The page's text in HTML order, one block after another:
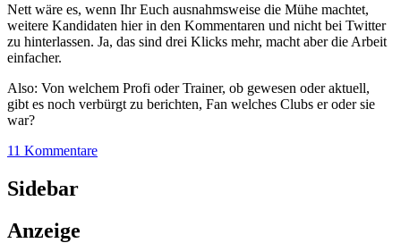
Nett wäre es, wenn Ihr Euch ausnahmsweise die Mühe machtet,
weitere Kandidaten hier in den Kommentaren und nicht bei Twitter
zu hinterlassen. Ja, das sind drei Klicks mehr, macht aber die Arbeit
einfacher.
Also: Von welchem Profi oder Trainer, ob gewesen oder aktuell,
gibt es noch verbürgt zu berichten, Fan welches Clubs er oder sie
war?
11 Kommentare
Sidebar
Anzeige